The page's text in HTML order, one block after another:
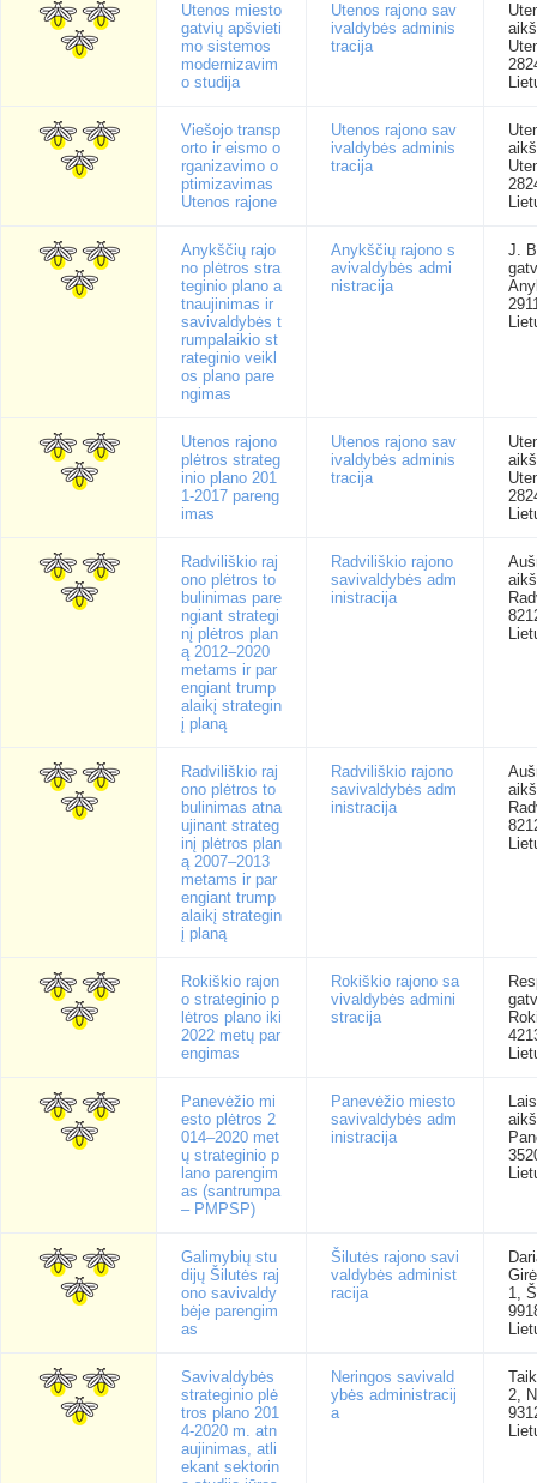
Utenos miesto
gatvių apšvieti
mo sistemos
modernizavim
o studija
Utenos rajono sav
ivaldybės adminis
tracija
Viešojo transp
orto ir eismo o
rganizavimo o
ptimizavimas
Utenos rajone
Utenos rajono sav
ivaldybės adminis
tracija
Anykščių rajo
no plėtros stra
teginio plano a
tnaujinimas ir
savivaldybės t
rumpalaikio st
rateginio veikl
os plano pare
ngimas
Anykščių rajono s
avivaldybės admi
nistracija
J.
Utenos rajono
plėtros strateg
inio plano 201
1-2017 pareng
imas
Utenos rajono sav
ivaldybės adminis
tracija
Radviliškio raj
ono plėtros to
bulinimas pare
ngiant strategi
nį plėtros plan
ą 2012–2020
metams ir par
engiant trump
alaikį strategin
į planą
Radviliškio rajono
savivaldybės adm
inistracija
Radviliškio raj
ono plėtros to
bulinimas atna
ujinant strateg
inį plėtros plan
ą 2007–2013
metams ir par
engiant trump
alaikį strategin
į planą
Radviliškio rajono
savivaldybės adm
inistracija
Rokiškio rajon
o strateginio p
lėtros plano iki
2022 metų par
engimas
Rokiškio rajono sa
vivaldybės admini
stracija
Panevėžio mi
esto plėtros 2
014–2020 met
ų strateginio p
lano parengim
as (santrumpa
– PMPSP)
Panevėžio miesto
savivaldybės adm
inistracija
Galimybių stu
dijų Šilutės raj
ono savivaldy
bėje parengim
as
Šilutės rajono savi
valdybės administ
racija
1,
Savivaldybės
strateginio plė
tros plano 201
4-2020 m. atn
aujinimas, atli
ekant sektorin
Neringos savivald
ybės administracij
a
2,